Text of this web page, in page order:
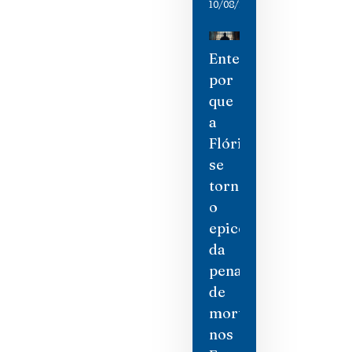
10/08/2026
Entenda
por
que
a
Flórida
se
tornou
o
epicentro
da
pena
de
morte
nos